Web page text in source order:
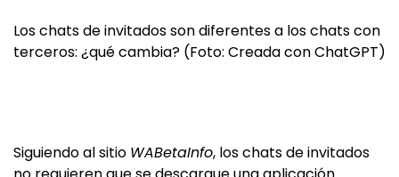
Los chats de invitados son diferentes a los chats con
terceros: ¿qué cambia? (Foto: Creada con ChatGPT)
Siguiendo al sitio WABetaInfo, los chats de invitados